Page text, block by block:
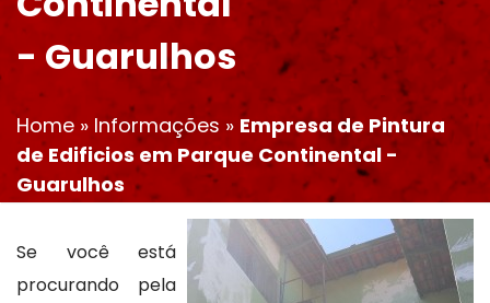
- Guarulhos
Home » Informações » Empresa de Pintura
de Edificios em Parque Continental -
Guarulhos
Se você está
procurando pela